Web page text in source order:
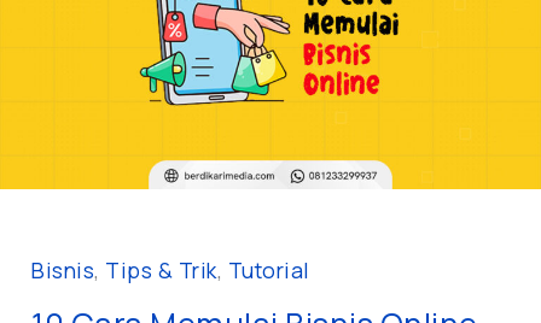
Bisnis, Tips & Trik, Tutorial